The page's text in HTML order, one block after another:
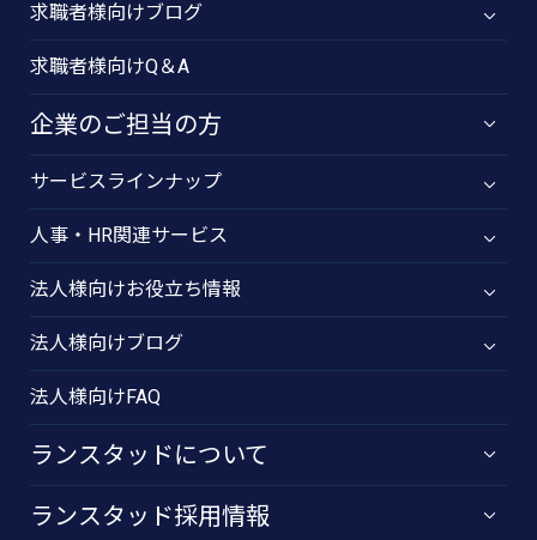
求職者様向けブログ
求職者様向けQ＆A
企業のご担当の方
サービスラインナップ
人事・HR関連サービス
法人様向けお役立ち情報
法人様向けブログ
法人様向けFAQ
ランスタッドについて
ランスタッド採用情報